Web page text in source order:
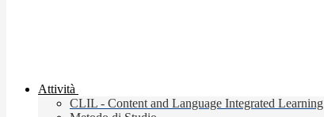
Attività
CLIL - Content and Language Integrated Learning